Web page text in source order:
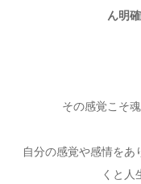
ん明
その感覚こそ
自分の感覚や感情をあ
くと人